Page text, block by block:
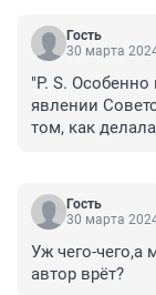
Гость
30 марта
"P. S.
явлении
том, как
Вот это и есть
переобувание!!!
Гость
30 марта
Уж чего-чего,а
автор врёт?